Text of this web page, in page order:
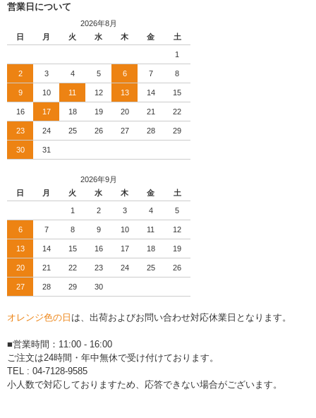
営業日について
2026年8月
日
月 火 水 木 金 土
1
2 3 4 5 6 7 8
9 10 11 12 13 14 15
16 17 18 19 20 21 22
23 24 25 26 27 28 29
30 31
2026年9月
日
月 火 水 木 金 土
1 2 3 4 5
6 7 8 9 10 11 12
13 14 15 16 17 18 19
20 21 22 23 24 25 26
27 28 29 30
オレンジ色の日 は、出荷およびお問い合わせ対応休業日となります。
■営業時間：11:00 - 16:00
ご注文は24時間・年中無休で受け付けております。
TEL : 04-7128-9585
小人数で対応しておりますため、応答できない場合がございます。